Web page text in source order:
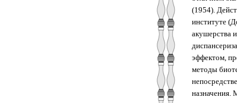
(1954).
институте
акушерства
эффектом,
методы
назначения.